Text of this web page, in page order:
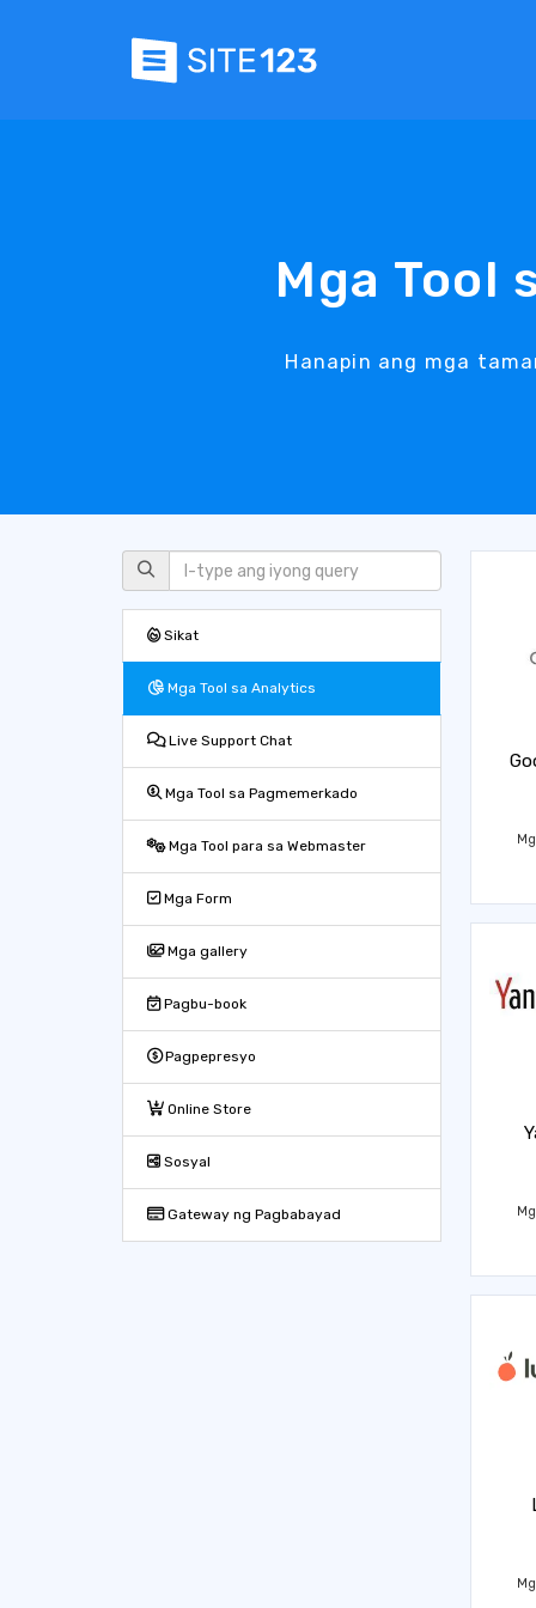
Mga Tool
Hanapin ang mga
Sikat
Mga Tool sa Analytics
Live Support Chat
Mga Tool sa Pagmemerkado
Mga Tool para sa Webmaster
Mga Form
Mga gallery
Pagbu-book
Pagpepresyo
Online Store
Sosyal
Gateway ng Pagbabayad